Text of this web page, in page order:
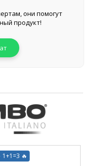
они помогут
продукт!
1+1=3 🔥